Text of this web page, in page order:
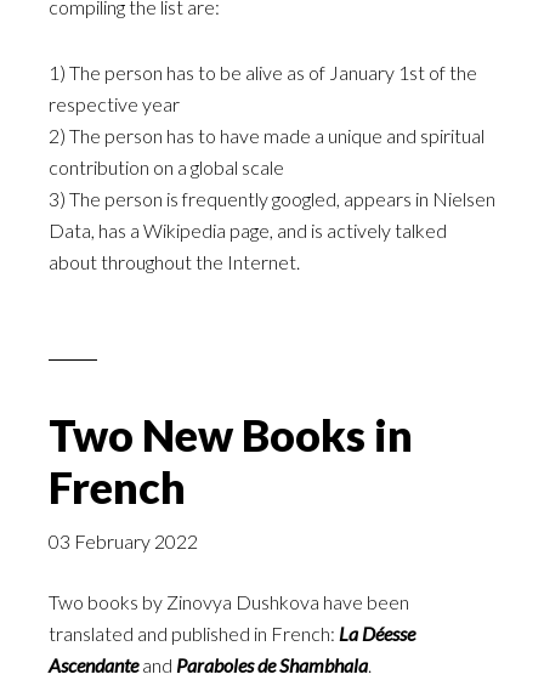
compiling the list are:
1) The person has to be alive as of January 1st of the
respective year
2) The person has to have made a unique and spiritual
contribution on a global scale
3) The person is frequently googled, appears in Nielsen
Data, has a Wikipedia page, and is actively talked
about throughout the Internet.
Two New Books in
French
03 February 2022
Two books by Zinovya Dushkova have been
translated and published in French: La Déesse
Ascendanteand Paraboles de Shambhala.